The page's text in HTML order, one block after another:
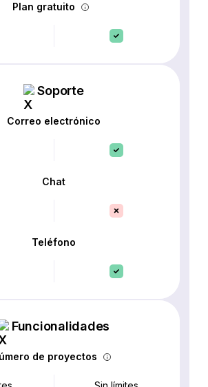
Plan gratuito
Soporte
Correo electrónico
Chat
Teléfono
Funcionalidades
de proyectos